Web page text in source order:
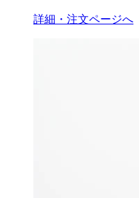
詳細・注文ページへ